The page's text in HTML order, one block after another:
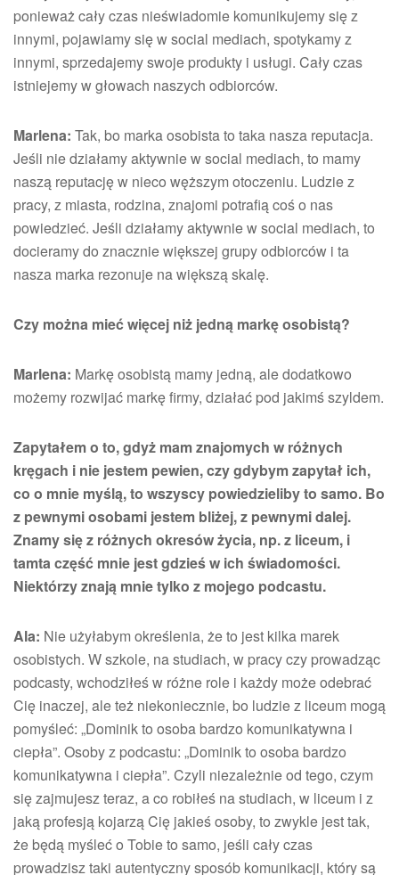
ponieważ cały czas nieświadomie komunikujemy się z
innymi, pojawiamy się w social mediach, spotykamy z
innymi, sprzedajemy swoje produkty i usługi. Cały czas
istniejemy w głowach naszych odbiorców.
Marlena: Tak, bo marka osobista to taka nasza reputacja.
Jeśli nie działamy aktywnie w social mediach, to mamy
naszą reputację w nieco węższym otoczeniu. Ludzie z
pracy, z miasta, rodzina, znajomi potrafią coś o nas
powiedzieć. Jeśli działamy aktywnie w social mediach, to
docieramy do znacznie większej grupy odbiorców i ta
nasza marka rezonuje na większą skalę.
Czy można mieć więcej niż jedną markę osobistą?
Marlena: Markę osobistą mamy jedną, ale dodatkowo
możemy rozwijać markę firmy, działać pod jakimś szyldem.
Zapytałem o to, gdyż mam znajomych w różnych
kręgach i nie jestem pewien, czy gdybym zapytał ich,
co o mnie myślą, to wszyscy powiedzieliby to samo. Bo
z pewnymi osobami jestem bliżej, z pewnymi dalej.
Znamy się z różnych okresów życia, np. z liceum, i
tamta część mnie jest gdzieś w ich świadomości.
Niektórzy znają mnie tylko z mojego podcastu.
Ala: Nie użyłabym określenia, że to jest kilka marek
osobistych. W szkole, na studiach, w pracy czy prowadząc
podcasty, wchodziłeś w różne role i każdy może odebrać
Cię inaczej, ale też niekoniecznie, bo ludzie z liceum mogą
pomyśleć: „Dominik to osoba bardzo komunikatywna i
ciepła”. Osoby z podcastu: „Dominik to osoba bardzo
komunikatywna i ciepła”. Czyli niezależnie od tego, czym
się zajmujesz teraz, a co robiłeś na studiach, w liceum i z
jaką profesją kojarzą Cię jakieś osoby, to zwykle jest tak,
że będą myśleć o Tobie to samo, jeśli cały czas
prowadzisz taki autentyczny sposób komunikacji, który są